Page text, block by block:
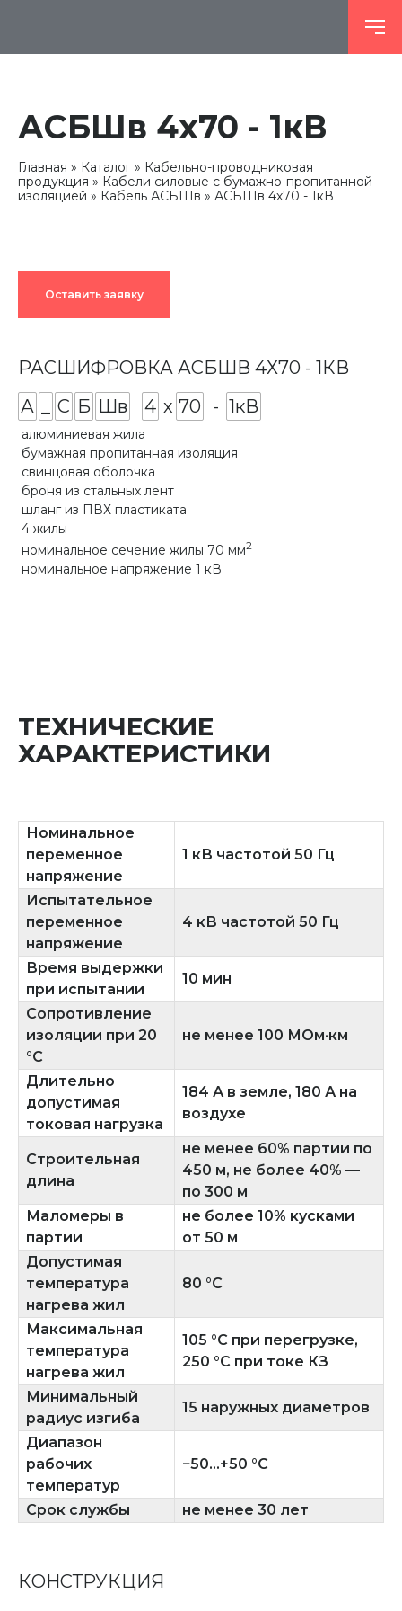
АСБШв 4х70 - 1кВ
Главная Каталог
Кабельно-проводниковая
продукция
Кабели силовые с бумажно-пропитанной
изоляцией
Кабель АСБШв АСБШв 4х70 - 1кВ
Оставить заявку
РАСШИФРОВКА АСБШВ 4Х70 - 1КВ
А
С Б Шв 4 х 70 - 1кВ
алюминиевая жила
бумажная пропитанная изоляция
свинцовая оболочка
броня из стальных лент
шланг из ПВХ пластиката
4 жилы
номинальное сечение жилы 70 мм2
номинальное напряжение 1 кВ
ТЕХНИЧЕСКИЕ
ХАРАКТЕРИСТИКИ
Номинальное
переменное
напряжение
1 кВ частотой 50 Гц
Испытательное
переменное
напряжение
4 кВ частотой 50 Гц
Время выдержки
при испытании
10 мин
Сопротивление
изоляции при 20
°C
не менее 100 МОм·км
Длительно
допустимая
токовая нагрузка
184 А в земле, 180 А на
воздухе
Строительная
длина
не менее 60% партии по
450 м, не более 40% —
по 300 м
Маломеры в
партии
не более 10% кусками
от 50 м
Допустимая
температура
нагрева жил
80 °C
Максимальная
температура
нагрева жил
105 °C при перегрузке,
250 °C при токе КЗ
Минимальный
радиус изгиба
15 наружных диаметров
Диапазон
рабочих
температур
−50...+50 °C
Срок службы не менее 30 лет
КОНСТРУКЦИЯ